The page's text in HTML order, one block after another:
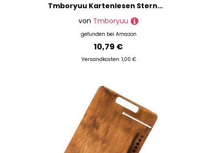
Tmboryuu Kartenlesen Sternmuster Astrologie Tischdecke Altäre Stoff Quadratische Göttisch Kartentisch Stoff Hexerei
von Tmboryuu
gefunden bei Amazon
10,79 €
Versandkosten: 1,00 €